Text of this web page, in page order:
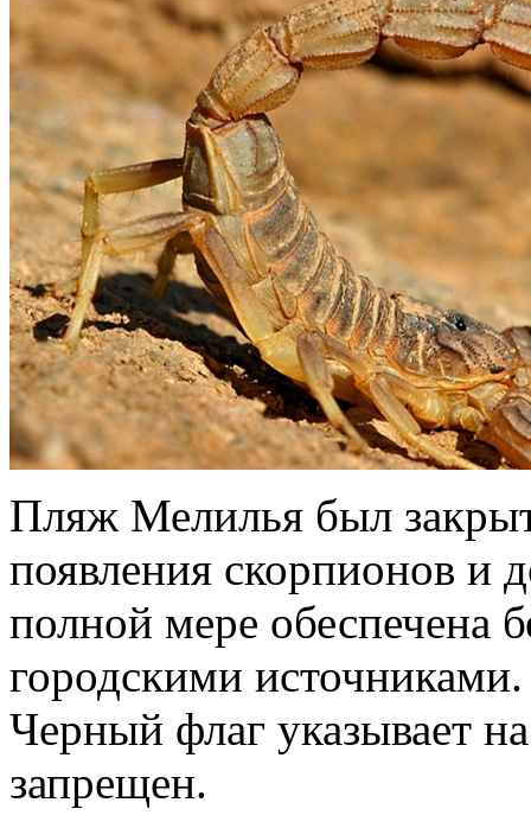
Пляж Мелилья был
появления скорпионов и
полной мере обеспечена
городскими источниками.
Черный флаг указывает
запрещен.